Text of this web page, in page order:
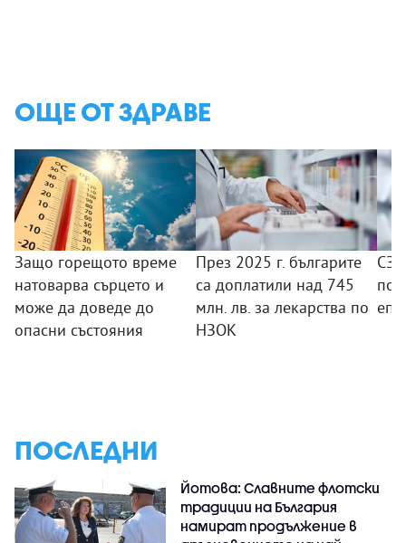
ОЩЕ ОТ ЗДРАВЕ
Защо горещото време
натоварва сърцето и
може да доведе до
опасни състояния
През 2025 г. българите
са доплатили над 745
млн. лв. за лекарства по
НЗОК
ПОСЛЕДНИ
Йотова: Славните флотски
традиции на България
намират продължение в